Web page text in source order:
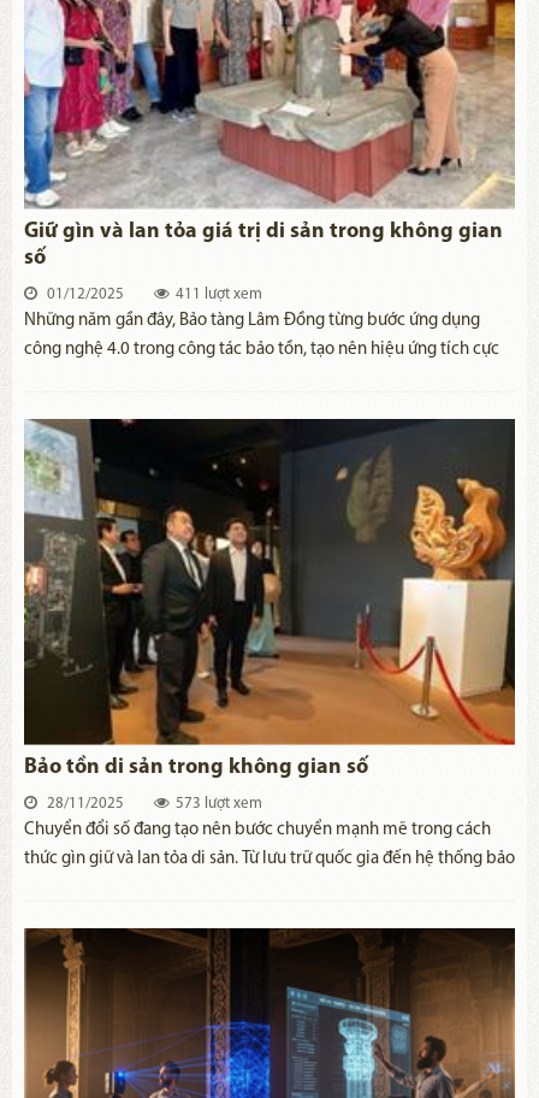
Giữ gìn và lan tỏa giá trị di sản trong không gian
số
01/12/2025 411 lượt xem
Những năm gần đây, Bảo tàng Lâm Đồng từng bước ứng dụng
công nghệ 4.0 trong công tác bảo tồn, tạo nên hiệu ứng tích cực
Bảo tồn di sản trong không gian số
28/11/2025 573 lượt xem
Chuyển đổi số đang tạo nên bước chuyển mạnh mẽ trong cách
thức gìn giữ và lan tỏa di sản. Từ lưu trữ quốc gia đến hệ thống bảo
gần hơn với công chúng hiện đại.